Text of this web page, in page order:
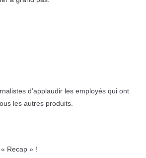
d’applaudir les employés qui ont
les autres produits.
Recap » !